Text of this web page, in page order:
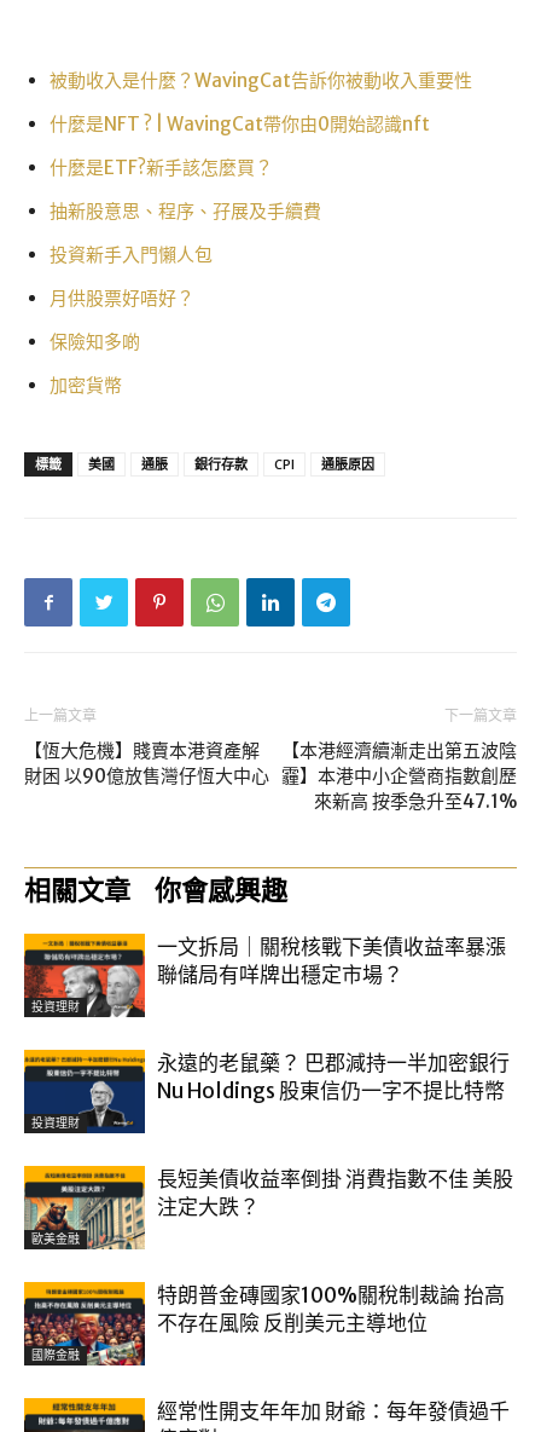
被動收入是什麼？WavingCat告訴你被動收入重要性
什麼是NFT ? | WavingCat帶你由0開始認識nft
什麼是ETF?新手該怎麼買？
抽新股意思、程序、孖展及手續費
投資新手入門懶人包
月供股票好唔好？
保險知多啲
加密貨幣
標籤 美國 通脹 銀行存款 CPI 通脹原因
上一篇文章
【恆大危機】賤賣本港資產解
財困 以90億放售灣仔恆大中心
下一篇文章
【本港經濟續漸走出第五波陰
霾】本港中小企營商指數創歷
來新高 按季急升至47.1%
相關文章 你會感興趣
投資理財
一文拆局｜關稅核戰下美債收益率暴漲
聯儲局有咩牌出穩定市場？
投資理財
永遠的老鼠藥？ 巴郡減持一半加密銀行
Nu Holdings 股東信仍一字不提比特幣
歐美金融
長短美債收益率倒掛 消費指數不佳 美股
注定大跌？
國際金融
特朗普金磚國家100%關稅制裁論 抬高
不存在風險 反削美元主導地位
經常性開支年年加 財爺：每年發債過千